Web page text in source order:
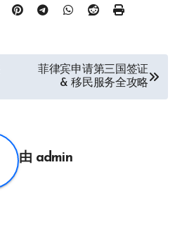
菲律宾申请第三国签证
& 移民服务全攻略
由 admin